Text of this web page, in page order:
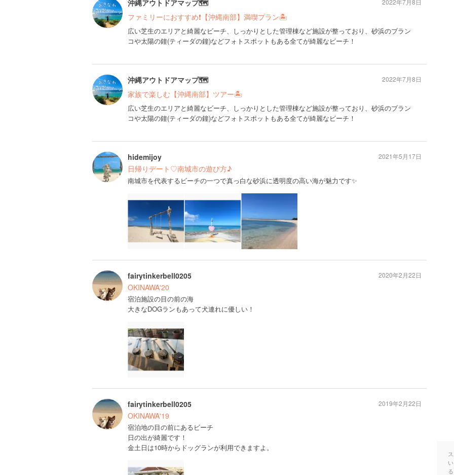
沖縄アウトドアマップ🗺
ファミリーにおすすめ❗️【沖縄南部】満喫プラン🏝
広い芝生のエリアと綺麗なビーチ、しっかりとした管理棟など施設が整っており、砂浜のブラン
コや太陽の鐘(ティーダの鐘)などフォトスポットもある全てが綺麗なビーチ！
2022年7月8日
沖縄アウトドアマップ🗺
家族で楽しむ【沖縄南部】ツアー🏝
広い芝生のエリアと綺麗なビーチ、しっかりとした管理棟など施設が整っており、砂浜のブラン
コや太陽の鐘(ティーダの鐘)などフォトスポットもある全てが綺麗なビーチ！
2022年7月8日
hidemijoy
日帰りデート♡南城市の遊び方♪
南城市を代表するビーチの一つで真っ白な砂浜に透明度の高い海が魅力です✨
2021年5月17日
fairytinkerbell0205
OKINAWA'20
宿泊施設の目の前の海
大きなDOGランもあって犬連れに優しい！
2020年2月22日
fairytinkerbell0205
OKINAWA'19
宿泊地の目の前にあるビーチ
日の出が綺麗です！
金土日は10時からドッグランが利用できますよ。
2019年2月22日